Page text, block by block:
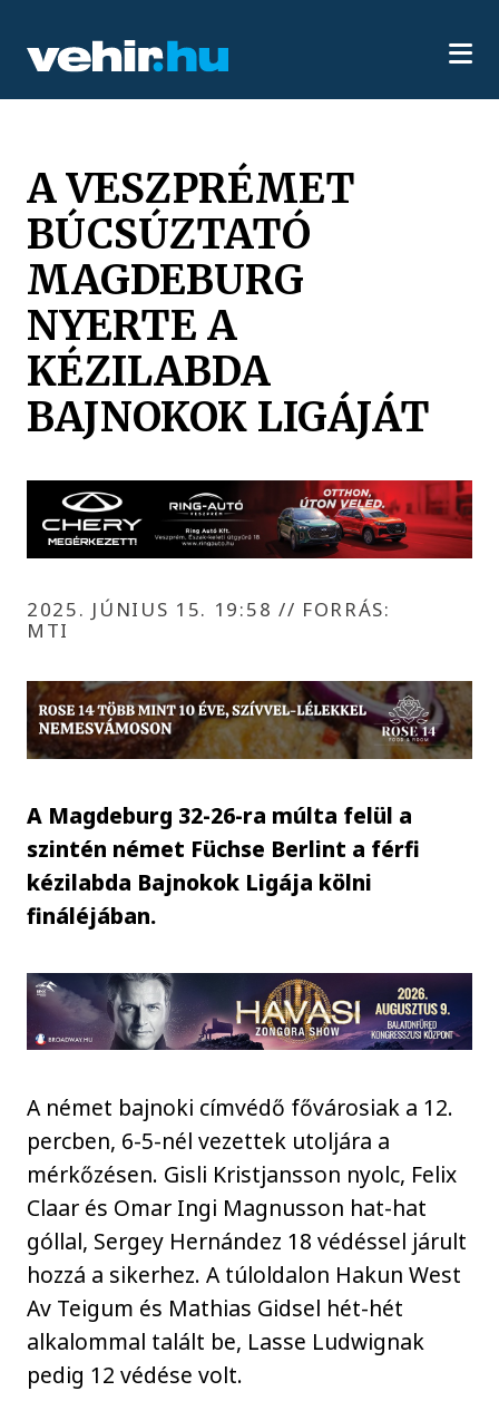
A VESZPRÉMET
BÚCSÚZTATÓ
MAGDEBURG
NYERTE A
KÉZILABDA
BAJNOKOK LIGÁJÁT
2025. JÚNIUS 15. 19:58 // FORRÁS:
MTI
A Magdeburg 32-26-ra múlta felül a
szintén német Füchse Berlint a férfi
kézilabda Bajnokok Ligája kölni
fináléjában.
A német bajnoki címvédő fővárosiak a 12.
percben, 6-5-nél vezettek utoljára a
mérkőzésen. Gisli Kristjansson nyolc, Felix
Claar és Omar Ingi Magnusson hat-hat
góllal, Sergey Hernández 18 védéssel járult
hozzá a sikerhez. A túloldalon Hakun West
Av Teigum és Mathias Gidsel hét-hét
alkalommal talált be, Lasse Ludwignak
pedig 12 védése volt.